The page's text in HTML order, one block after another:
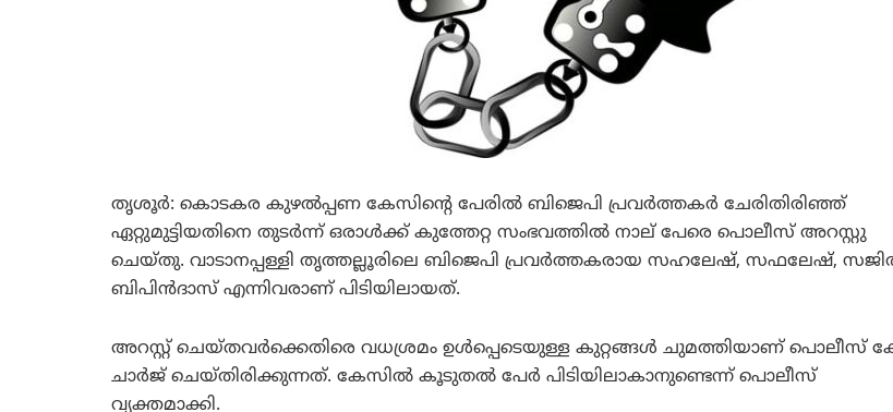
തൃശൂര്‍: കൊടകര കുഴല്‍പ്പണ കേസിന്റെ പേരില്‍ ബിജെപി പ്രവര്‍ത്തകര്‍ ചേരിതിരിഞ്ഞ്
ഏറ്റുമുട്ടിയതിനെ തുടര്‍ന്ന് ഒരാള്‍ക്ക് കുത്തേറ്റ സംഭവത്തില്‍ നാല് പേരെ പൊലീസ് അറസ്റ്റു
ചെയ്തു. വാടാനപ്പള്ളി തൃത്തല്ലൂരിലെ ബിജെപി പ്രവര്‍ത്തകരായ സഹലേഷ്, സഫലേഷ്,
ബിപിന്‍ദാസ് എന്നിവരാണ് പിടിയിലായത്.
അറസ്റ്റ് ചെയ്തവര്‍ക്കെതിരെ വധശ്രമം ഉള്‍പ്പെടെയുള്ള കുറ്റങ്ങള്‍ ചുമത്തിയാണ് പൊലീസ്
ചാര്‍ജ് ചെയ്തിരിക്കുന്നത്. കേസില്‍ കൂടുതല്‍ പേര്‍ പിടിയിലാകാനുണ്ടെന്ന് പൊലീസ്
വ്യക്തമാക്കി.